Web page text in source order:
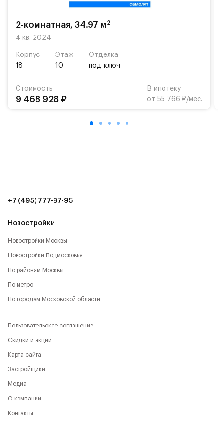
2-комнатная, 34.97 м2
4 кв. 2024
Корпус
18
Этаж
10
Отделка
под ключ
Стоимость
9 468 928 ₽
В ипотеку
от 55 766 ₽/мес.
Новостройки
Новостройки Москвы
Новостройки Подмосковья
По районам Москвы
По метро
По городам Московской области
+7 (495) 777-87-95
Пользовательское соглашение
Скидки и акции
Карта сайта
Застройщики
Медиа
О компании
Контакты